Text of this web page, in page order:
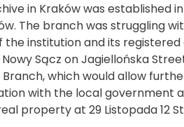
in Kraków was established
The branch was struggling
institution and its
Sącz on Jagiellońska
which would allow
with the local government
property at 29 Listopada 12